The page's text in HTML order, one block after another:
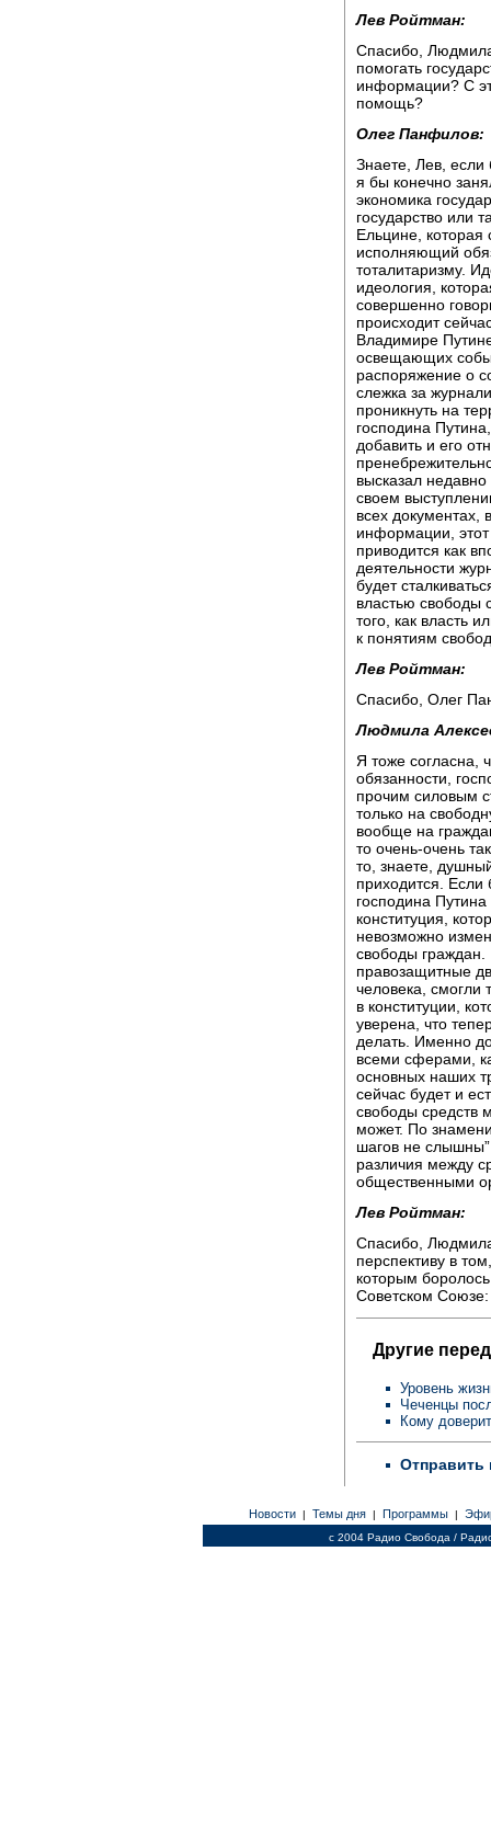
Лев Ройтман:
Спасибо,
помогать
информации? С
помощь?
Олег Панфилов:
Знаете, Лев, если
я бы конечно
экономика
государство или
Ельцине, которая
исполняющий
тоталитаризму.
идеология,
совершенно
происходит
Владимире
освещающих
распоряжение о
слежка за
проникнуть на
господина
добавить и его
высказал
своем
всех документах,
информации,
приводится как
деятельности
будет
властью свободы
того, как власть
к понятиям
Лев Ройтман:
Спасибо, Олег
Людмила
Я тоже согласна,
обязанности,
прочим силовым
только на
вообще на
то очень-очень
то, знаете,
приходится. Если
господина
конституция,
невозможно
свободы граждан.
правозащитные
человека, смогли
в конституции,
уверена, что
делать. Именно
всеми сферами,
основных наших
сейчас будет и
свободы средств
может. По
шагов не
различия между
общественными
Лев Ройтман:
Спасибо,
перспективу в
которым
Советском Союзе:
Другие
Уровень
Чеченцы
Кому
Отправить
Новости | Темы дня | Программы |
c 2004 Радио Свобода /